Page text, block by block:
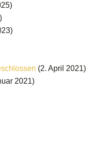
(2. April 2021)
2021)